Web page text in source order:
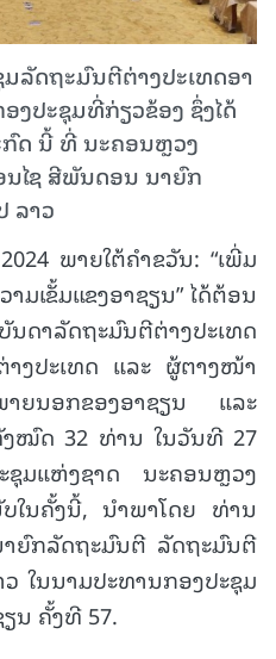
ມລັດຖະມົນຕີຕ່າງປະເທດອາ
ງປະຊຸມທີ່ກ່ຽວຂ້ອງ ຊຶ່ງໄດ້
ກົດ ນີ້ ທີ່ ນະຄອນຫຼວງ
ໄຊ ສີພັນດອນ ນາຍົກ
ລາວ
ພາຍໃຕ້ຄໍາຂວັນ: “ເພີ່ມ
ມເຂັ້ມແຂງອາຊຽນ” ໄດ້ຕ້ອນ
ນດາລັດຖະມົນຕີຕ່າງປະເທດ
ງປະເທດ ແລະ ຜູ້ຕາງໜ້າ
າຍນອກຂອງອາຊຽນ ແລະ
ງໝົດ 32 ທ່ານ ໃນວັນທີ 27
ແຫ່ງຊາດ ນະຄອນຫຼວງ
ບໃນຄັ້ງນີ້, ນໍາພາໂດຍ ທ່ານ
າຍົກລັດຖະມົນຕີ ລັດຖະມົນຕີ
ໃນນາມປະທານກອງປະຊຸມ
ນ ຄັ້ງທີ 57.